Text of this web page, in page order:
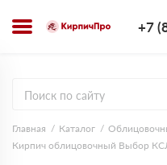
+7
Главная Каталог
Кирпич облицовочный Выбор